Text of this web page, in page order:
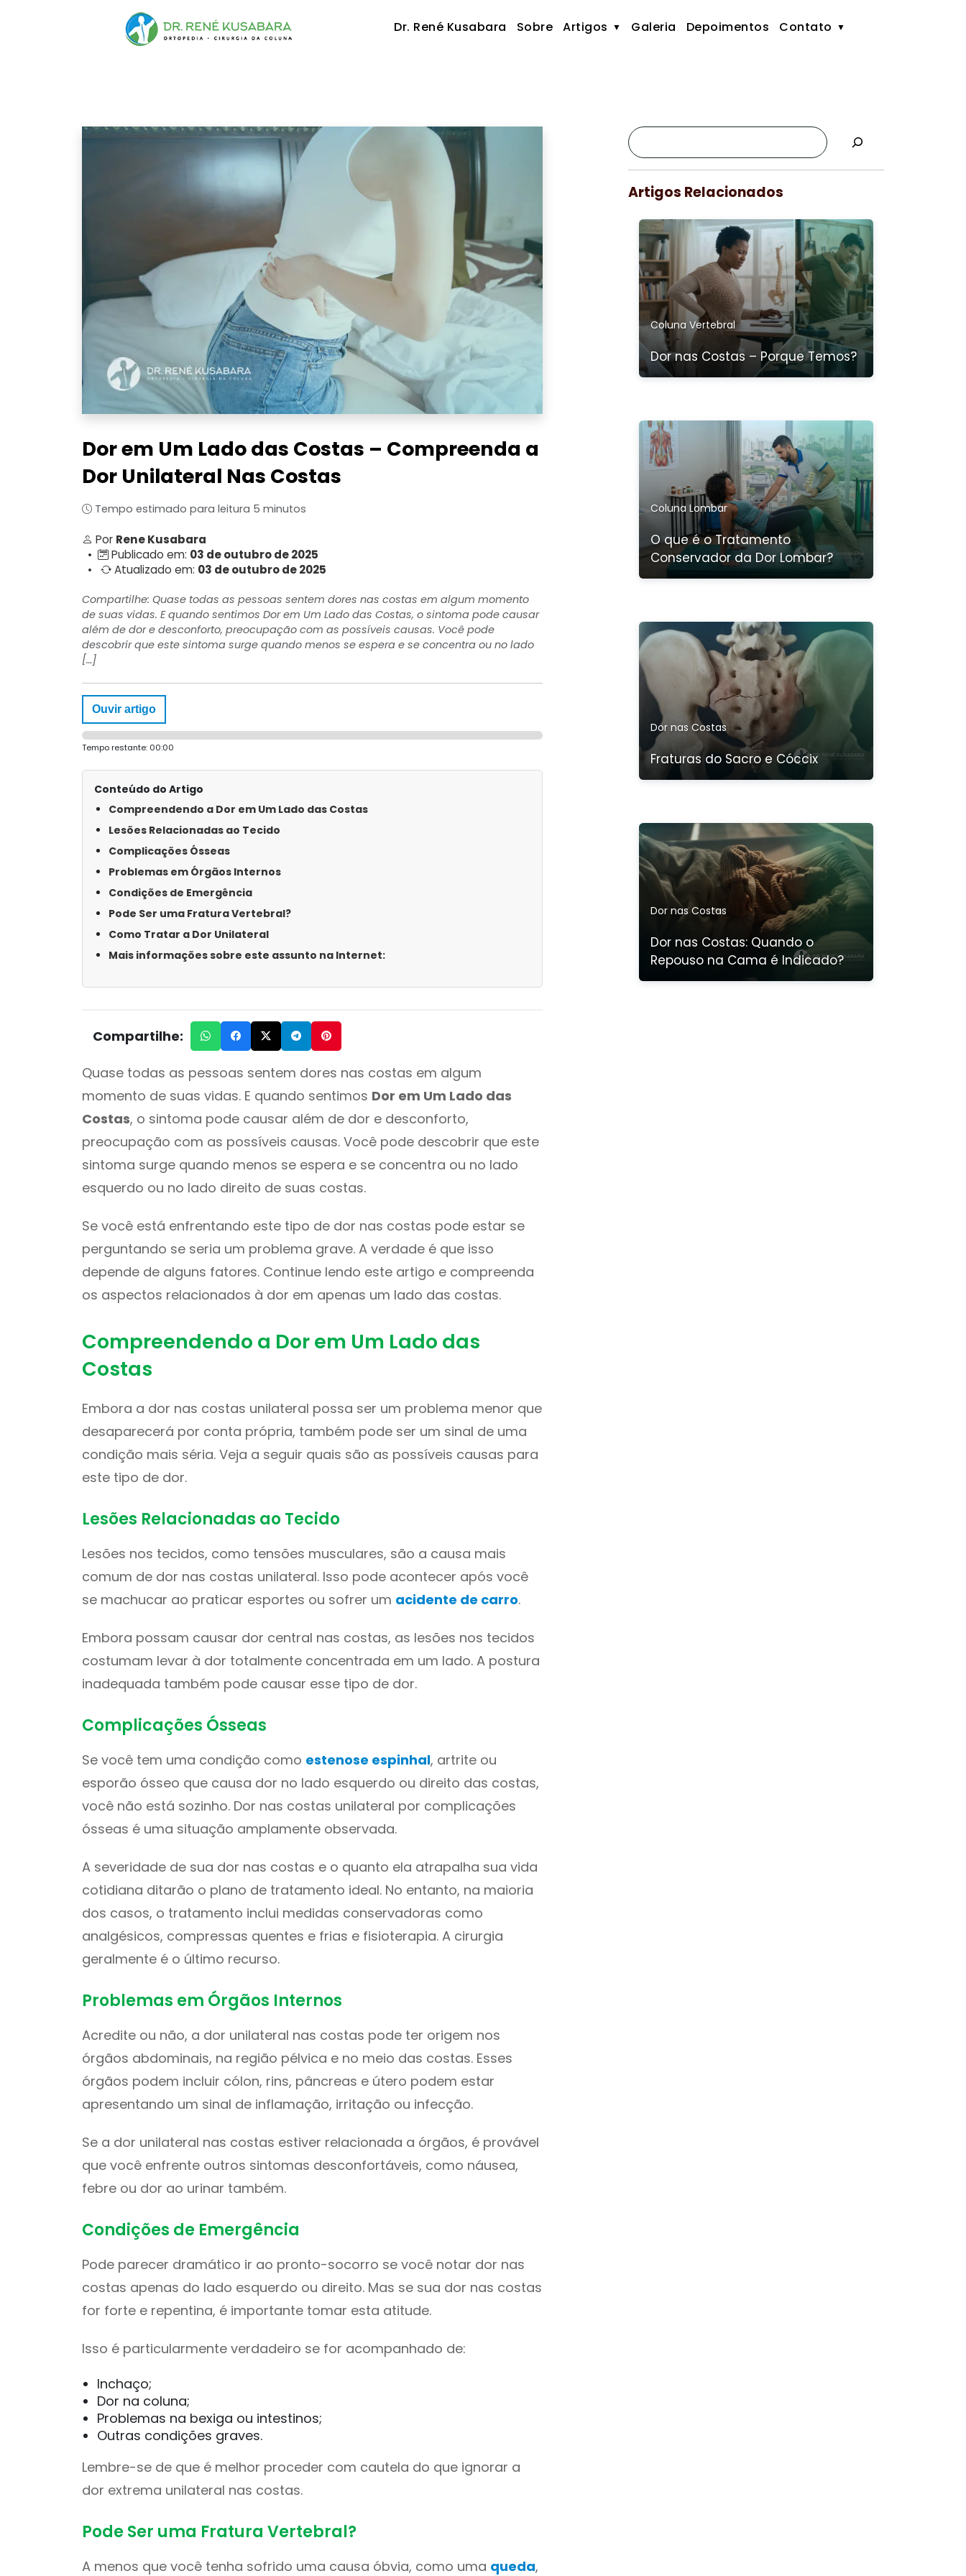
Dr. René Kusabara Sobre Artigos Galeria Depoimentos Contato
Dor em Um Lado das Costas – Compreenda a
Dor Unilateral Nas Costas
Tempo estimado para leitura 5 minutos
Por Rene Kusabara
•
Publicado em: 03 de outubro de 2025
•
Atualizado em: 03 de outubro de 2025
Compartilhe: Quase todas as pessoas sentem dores nas costas em algum momento
de suas vidas. E quando sentimos Dor em Um Lado das Costas, o sintoma pode causar
além de dor e desconforto, preocupação com as possíveis causas. Você pode
descobrir que este sintoma surge quando menos se espera e se concentra ou no lado
[…]
Ouvir artigo
Tempo restante: 00:00
Conteúdo do Artigo
Compreendendo a Dor em Um Lado das Costas
Lesões Relacionadas ao Tecido
Complicações Ósseas
Problemas em Órgãos Internos
Condições de Emergência
Pode Ser uma Fratura Vertebral?
Como Tratar a Dor Unilateral
Mais informações sobre este assunto na Internet:
Compartilhe:
Quase todas as pessoas sentem dores nas costas em algum
momento de suas vidas. E quando sentimos Dor em Um Lado das
Costas, o sintoma pode causar além de dor e desconforto,
preocupação com as possíveis causas. Você pode descobrir que este
sintoma surge quando menos se espera e se concentra ou no lado
esquerdo ou no lado direito de suas costas.
Se você está enfrentando este tipo de dor nas costas pode estar se
perguntando se seria um problema grave. A verdade é que isso
depende de alguns fatores. Continue lendo este artigo e compreenda
os aspectos relacionados à dor em apenas um lado das costas.
Compreendendo a Dor em Um Lado das
Costas
Embora a dor nas costas unilateral possa ser um problema menor que
desaparecerá por conta própria, também pode ser um sinal de uma
condição mais séria. Veja a seguir quais são as possíveis causas para
este tipo de dor.
Lesões Relacionadas ao Tecido
Lesões nos tecidos, como tensões musculares, são a causa mais
comum de dor nas costas unilateral. Isso pode acontecer após você
se machucar ao praticar esportes ou sofrer um acidente de carro.
Embora possam causar dor central nas costas, as lesões nos tecidos
costumam levar à dor totalmente concentrada em um lado. A postura
inadequada também pode causar esse tipo de dor.
Complicações Ósseas
Se você tem uma condição como estenose espinhal, artrite ou
esporão ósseo que causa dor no lado esquerdo ou direito das costas,
você não está sozinho. Dor nas costas unilateral por complicações
ósseas é uma situação amplamente observada.
A severidade de sua dor nas costas e o quanto ela atrapalha sua vida
cotidiana ditarão o plano de tratamento ideal. No entanto, na maioria
dos casos, o tratamento inclui medidas conservadoras como
analgésicos, compressas quentes e frias e fisioterapia. A cirurgia
geralmente é o último recurso.
Problemas em Órgãos Internos
Acredite ou não, a dor unilateral nas costas pode ter origem nos
órgãos abdominais, na região pélvica e no meio das costas. Esses
órgãos podem incluir cólon, rins, pâncreas e útero podem estar
apresentando um sinal de inflamação, irritação ou infecção.
Se a dor unilateral nas costas estiver relacionada a órgãos, é provável
que você enfrente outros sintomas desconfortáveis, como náusea,
febre ou dor ao urinar também.
Condições de Emergência
Pode parecer dramático ir ao pronto-socorro se você notar dor nas
costas apenas do lado esquerdo ou direito. Mas se sua dor nas costas
for forte e repentina, é importante tomar esta atitude.
Isso é particularmente verdadeiro se for acompanhado de:
Inchaço;
Dor na coluna;
Problemas na bexiga ou intestinos;
Outras condições graves.
Lembre-se de que é melhor proceder com cautela do que ignorar a
dor extrema unilateral nas costas.
Pode Ser uma Fratura Vertebral?
A menos que você tenha sofrido uma causa óbvia, como uma queda,
Artigos Relacionados
Coluna Vertebral
Dor nas Costas – Porque Temos?
Coluna Lombar
O que é o Tratamento
Conservador da Dor Lombar?
Dor nas Costas
Fraturas do Sacro e Cóccix
Dor nas Costas
Dor nas Costas: Quando o
Repouso na Cama é Indicado?